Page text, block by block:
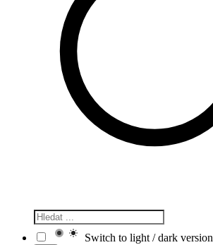
Switch to light / dark version